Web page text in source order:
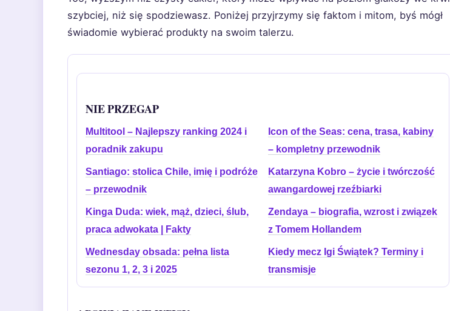
szybciej, niż się spodziewasz. Poniżej przyjrzymy się faktom i mitom, byś mógł
świadomie wybierać produkty na swoim talerzu.
NIE PRZEGAP
Multitool – Najlepszy ranking 2024 i
poradnik zakupu
Icon of the Seas: cena, trasa, kabiny
– kompletny przewodnik
Santiago: stolica Chile, imię i podróże
– przewodnik
Katarzyna Kobro – życie i twórczość
awangardowej rzeźbiarki
Kinga Duda: wiek, mąż, dzieci, ślub,
praca adwokata | Fakty
Zendaya – biografia, wzrost i związek
z Tomem Hollandem
Wednesday obsada: pełna lista
sezonu 1, 2, 3 i 2025
Kiedy mecz Igi Świątek? Terminy i
transmisje